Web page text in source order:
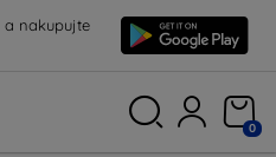
a nakupujte
0